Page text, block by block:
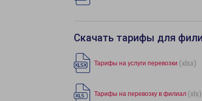
Скачать тарифы для
Тарифы на услуги перевозки (xlsx)
Тарифы на перевозку в филиал (xls)